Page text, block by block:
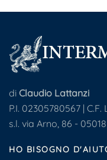
di Claudio Lattanzi
P.I. 02305780567 | C.F.
s.l. via Arno, 86 -
HO BISOGNO